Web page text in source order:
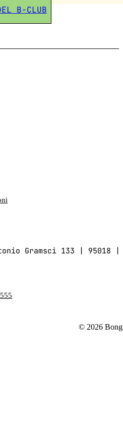
B-CLUB
Gramsci 133 | 95018
© 2026